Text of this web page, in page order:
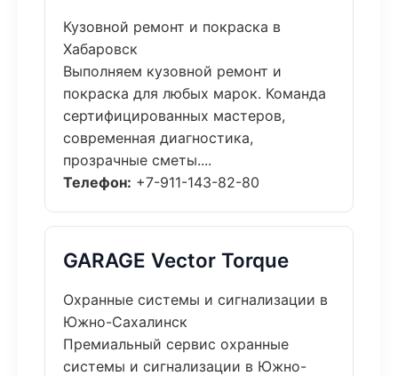
Кузовной ремонт и покраска в
Хабаровск
Выполняем кузовной ремонт и
покраска для любых марок. Команда
сертифицированных мастеров,
современная диагностика,
прозрачные сметы....
Телефон: +7-911-143-82-80
GARAGE Vector Torque
Охранные системы и сигнализации в
Южно-Сахалинск
Премиальный сервис охранные
системы и сигнализации в Южно-